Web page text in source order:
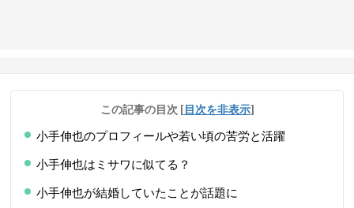
この記事の目次 [目次を非表示]
小手伸也のプロフィールや若い頃の苦労と活躍
小手伸也はミサワに似てる？
小手伸也が結婚していたことが話題に